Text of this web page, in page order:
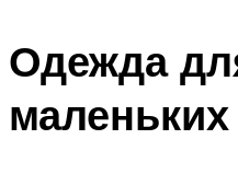
Одежда
маленьких